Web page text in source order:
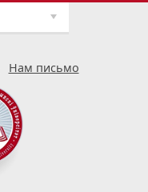
Нам письмо